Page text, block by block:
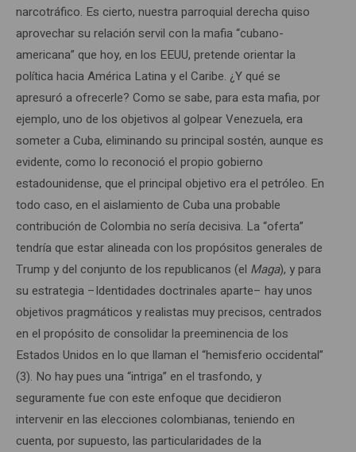
narcotráfico. Es cierto, nuestra parroquial derecha quiso
aprovechar su relación servil con la mafia “cubano-
americana” que hoy, en los EEUU, pretende orientar la
política hacia América Latina y el Caribe. ¿Y qué se
apresuró a ofrecerle? Como se sabe, para esta mafia, por
ejemplo, uno de los objetivos al golpear Venezuela, era
someter a Cuba, eliminando su principal sostén, aunque es
evidente, como lo reconoció el propio gobierno
estadounidense, que el principal objetivo era el petróleo. En
todo caso, en el aislamiento de Cuba una probable
contribución de Colombia no sería decisiva. La “oferta”
tendría que estar alineada con los propósitos generales de
Trump y del conjunto de los republicanos (el Maga), y para
su estrategia –Identidades doctrinales aparte– hay unos
objetivos pragmáticos y realistas muy precisos, centrados
en el propósito de consolidar la preeminencia de los
Estados Unidos en lo que llaman el “hemisferio occidental”
(3). No hay pues una “intriga” en el trasfondo, y
seguramente fue con este enfoque que decidieron
intervenir en las elecciones colombianas, teniendo en
cuenta, por supuesto, las particularidades de la